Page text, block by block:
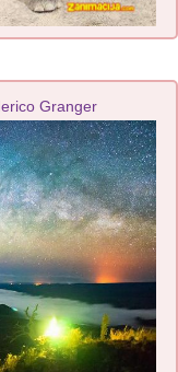
Granger